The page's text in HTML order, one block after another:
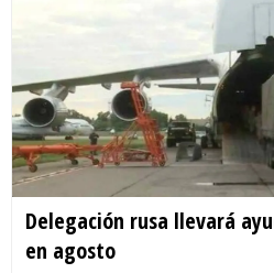
Delegación rusa llevará
en agosto